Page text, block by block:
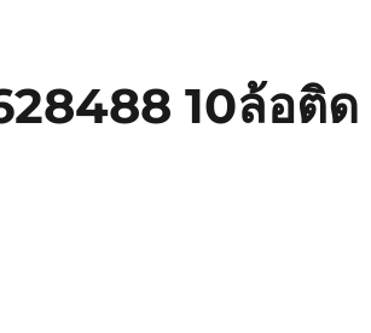
10ล้อติด